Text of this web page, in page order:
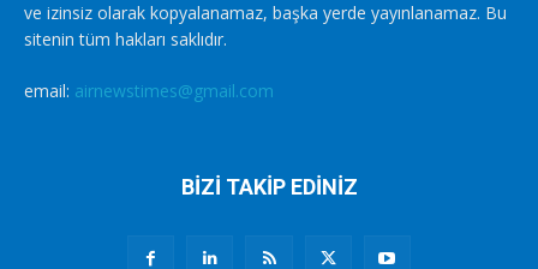
ve izinsiz olarak kopyalanamaz, başka yerde yayınlanamaz. Bu
sitenin tüm hakları saklıdır.
email: airnewstimes@gmail.com
BİZİ TAKİP EDİNİZ